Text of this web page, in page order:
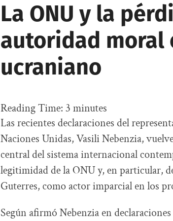
La ONU y la
autoridad moral
ucraniano
Reading Time: 3 minutes
Las recientes declaraciones del
Naciones Unidas, Vasili Nebenzia,
central del sistema internacional
legitimidad de la ONU y, en particular,
Guterres, como actor imparcial en los
Según afirmó Nebenzia en